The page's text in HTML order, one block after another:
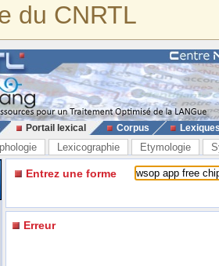
du CNRTL
Portail lexical Corpus
Lexicographie Etymologie
Entrez une forme
Erreur